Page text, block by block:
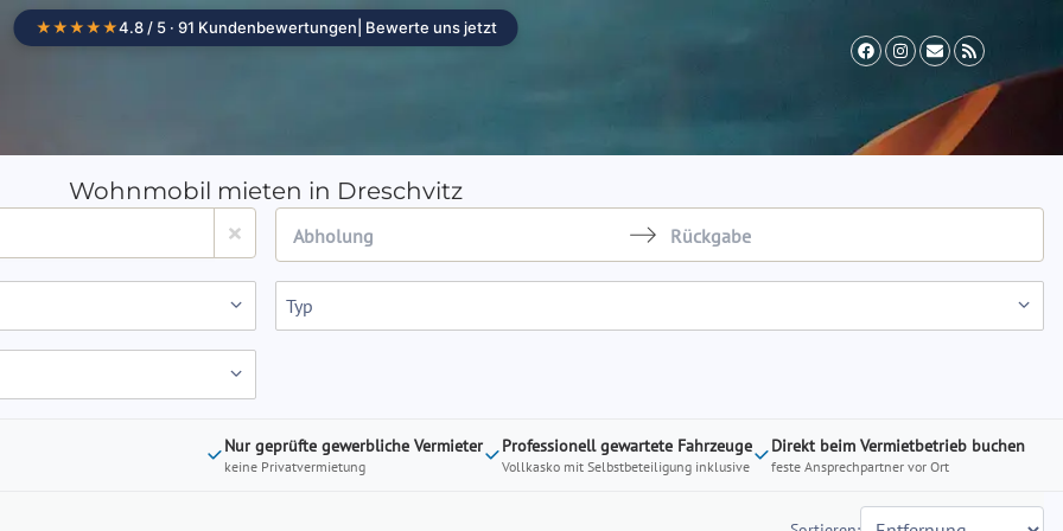
Vermieter werden FAQ
Wohnmobil mieten in Dreschvitz
forward
to
calendar
and
to
calendar
and
Typ
Nur geprüfte gewerbliche Vermieter
keine Privatvermietung
Professionell gewartete Fahrzeuge
Vollkasko mit Selbstbeteiligung inklusive
Direkt beim Vermietbetrieb buchen
feste Ansprechpartner vor Ort
★★★★★4.8 / 5 · 91 Kundenbewertungen | Bewerte uns jetzt